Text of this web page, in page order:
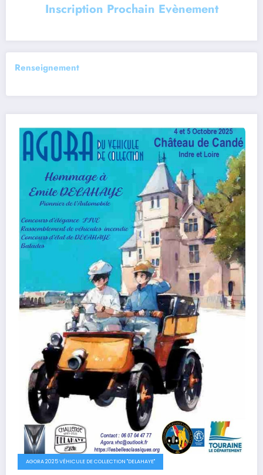
Inscription Prochain Evènement
Renseignement
AGORA 2025 VÉHICULE DE COLLECTION "DELAHAYE"